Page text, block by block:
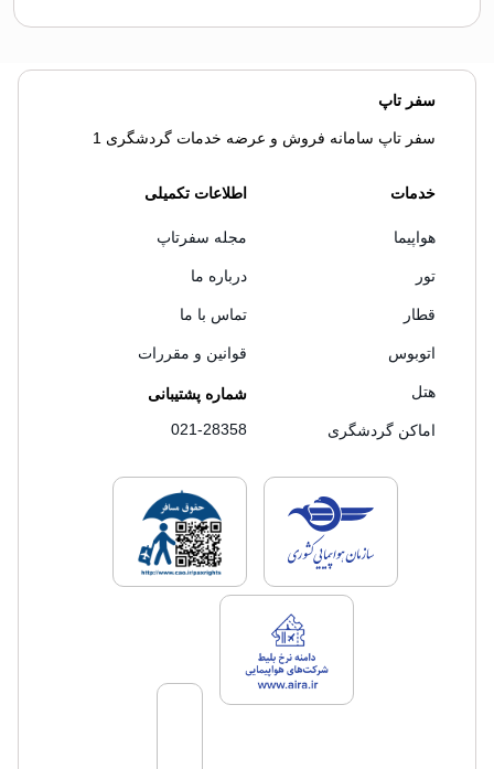
سفر تاپ
سفر تاپ سامانه فروش و عرضه خدمات گردشگری 1
خدمات
هواپیما
تور
قطار
اتوبوس
هتل
اماکن گردشگری
اطلاعات تکمیلی
مجله سفرتاپ
درباره ما
تماس با ما
قوانین و مقررات
شماره پشتیبانی
021-28358
لایسنس های فروش سفرتاپلایسنس های
لایسنس های فروش سفرتاپ